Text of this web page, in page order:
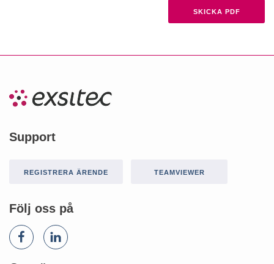
Support
REGISTRERA ÄRENDE TEAMVIEWER
Följ oss på